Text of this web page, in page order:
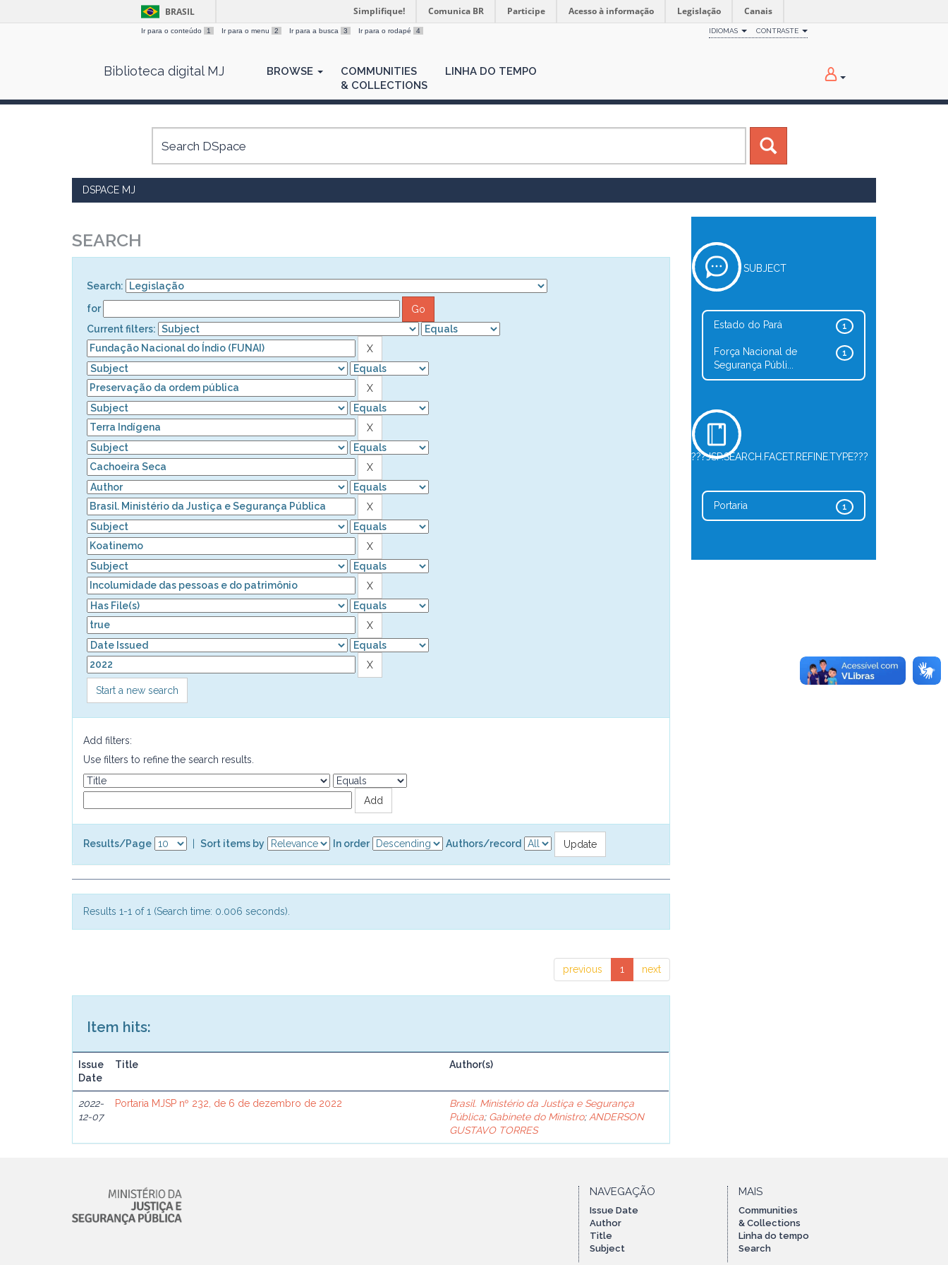
BRASIL Simplifique! Comunica BR Participe Acesso à informação Legislação Canais
Ir para o conteúdo 1 Ir para o menu 2 Ir para a busca 3 Ir para o rodapé 4 IDIOMAS CONTRASTE
Biblioteca digital MJ BROWSE
COMMUNITIES
& COLLECTIONS
LINHA DO TEMPO
DSPACE MJ
SEARCH
Search:
for
Current filters:
Start a new search
Add filters:
Use filters to refine the search results.
Results/Page Sort items by In order Authors/record
Results 1-1 of 1 (Search time: 0.006 seconds).
previous 1 next
Item hits:
Issue
Date
Title Author(s)
2022-
12-07
Portaria MJSP nº 232, de 6 de dezembro de 2022
Brasil. Ministério da Justiça e Segurança
Pública; Gabinete do Ministro; ANDERSON
GUSTAVO TORRES
SUBJECT
1
Estado do Pará
1
Força Nacional de
Segurança Públi...
???JSP.SEARCH.FACET.REFINE.TYPE???
1
Portaria
NAVEGAÇÃO
Issue Date
Author
Title
Subject
MAIS
Communities
& Collections
Linha do tempo
Search